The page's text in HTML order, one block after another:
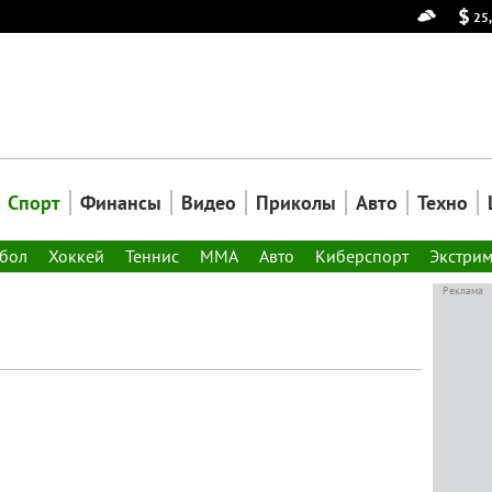
Спорт Финансы Видео Приколы Авто Техно
Хоккей Теннис ММА Авто Киберспорт Экстрим
Реклама